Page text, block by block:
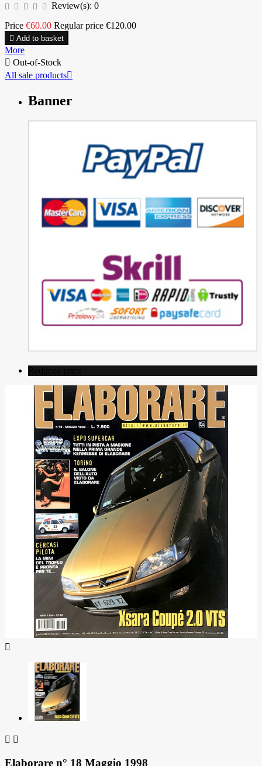
Review(s): 0
Price €60.00 Regular price €120.00
 Add to basket
More
 Out-of-Stock
All sale products
Banner

 
Elaborare n° 18 Maggio 1998